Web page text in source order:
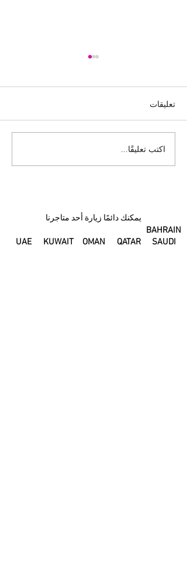
يمكن للتغييرات في
هرموناتك أن تغير طعم لبن
تعليقات
اكتب تعليقًا...
يمكنك دائمًا زيارة أحد متاجرنا
UAE KUWAIT OMAN QATAR
BAHRAIN
SAUDI